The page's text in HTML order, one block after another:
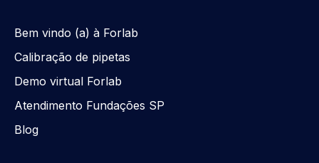
Bem vindo (a) à Forlab
Calibração de pipetas
Demo virtual Forlab
Atendimento Fundações SP
Blog